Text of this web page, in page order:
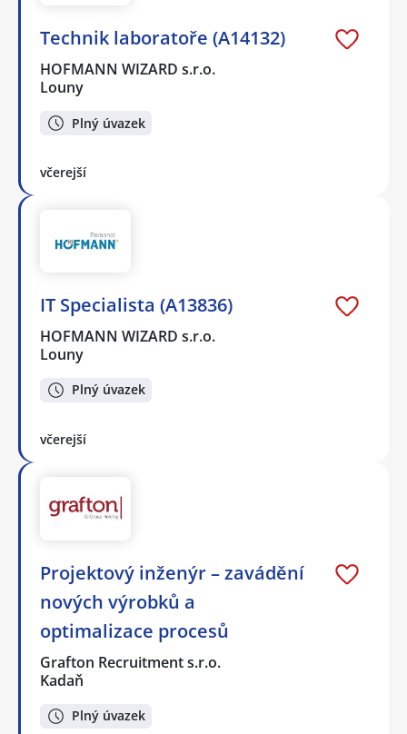
Technik laboratoře (A14132)
HOFMANN WIZARD s.r.o.
Louny
Plný úvazek
včerejší
IT Specialista (A13836)
HOFMANN WIZARD s.r.o.
Louny
Plný úvazek
včerejší
Projektový inženýr – zavádění
nových výrobků a
optimalizace procesů
Grafton Recruitment s.r.o.
Kadaň
Plný úvazek